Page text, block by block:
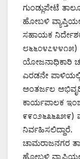
ಗುಂಡ್ಲುಪೇಟೆ
ಹೋಬಳಿ
ಸಹಾಯಕ
೮೬೬೦೪೭೪೪೧೫)
ಯೋಜನಾಧಿಕಾರಿ
ಎರಡನೇ
ಅಂತರ್ಜಲ
ಕಾರ್ಯಪಾಲಕ
೯೯೦೨೬೩೬೩೫೯)
ನಿರ್ವಹಿಸಲಿದ್ದಾರೆ.
ಚಾಮರಾಜನಗರ
ಹೋಬಳಿ